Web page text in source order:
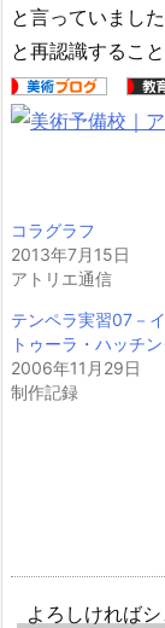
と言っていまし
と再認識するこ
コラグラフ
2013年7月15日
アトリエ通信
テンペラ実習07－
トゥーラ・ハッチ
2006年11月29日
制作記録
よろしければ